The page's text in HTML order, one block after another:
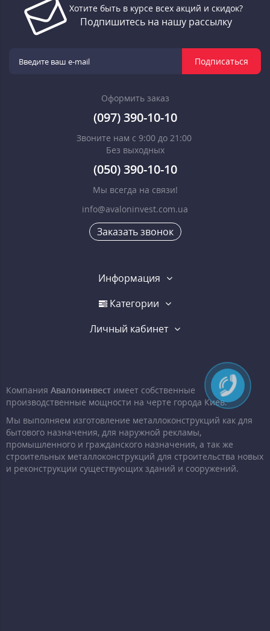
Хотите быть в курсе всех акций и скидок?
Подпишитесь на нашу рассылку
Подписаться
Оформить заказ
(097) 390-10-10
Звоните нам с 9:00 до 21:00
Без выходных
(050) 390-10-10
Мы всегда на связи!
info@avaloninvest.com.ua
Заказать звонок
Информация
Категории
Личный кабинет
Компания Авалонинвест имеет собственные
производственные мощности на черте города Киев.
Мы выполняем изготовление металлоконструкций как для
бытового назначения, для наружной рекламы,
промышленного и гражданского назначения, а так же
строительных металлоконструкций для строительства новых
и реконструкции существующих зданий и сооружений.